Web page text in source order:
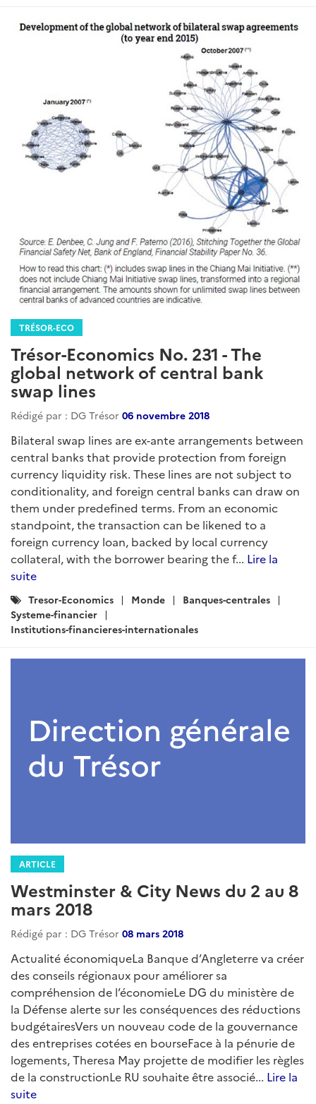
TRÉSOR-ECO
Trésor-Economics No. 231 - The
global network of central bank
swap lines
Rédigé par : DG Trésor 06 novembre 2018
Bilateral swap lines are ex-ante arrangements between
central banks that provide protection from foreign
currency liquidity risk. These lines are not subject to
conditionality, and foreign central banks can draw on
them under predefined terms. From an economic
standpoint, the transaction can be likened to a
foreign currency loan, backed by local currency
collateral, with the borrower bearing the f... Lire la
suite
Catégories
:
Tresor-Economics Monde
Banques-centrales
Systeme-financier
Institutions-financieres-internationales
ARTICLE
Westminster & City News du 2 au 8
mars 2018
Rédigé par : DG Trésor 08 mars 2018
Actualité économiqueLa Banque d’Angleterre va créer
des conseils régionaux pour améliorer sa
compréhension de l’économieLe DG du ministère de
la Défense alerte sur les conséquences des réductions
budgétairesVers un nouveau code de la gouvernance
des entreprises cotées en bourseFace à la pénurie de
logements, Theresa May projette de modifier les règles
de la constructionLe RU souhaite être associé... Lire la
suite